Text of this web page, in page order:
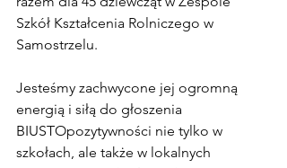
Szkół Kształcenia Rolniczego w
Samostrzelu.
Jesteśmy zachwycone jej ogromną
energią i siłą do głoszenia
BIUSTOpozytywności nie tylko w
szkołach, ale także w lokalnych